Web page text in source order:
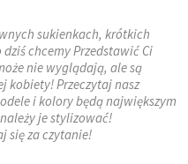
sukienkach, krótkich
chcemy Przedstawić Ci
nie wyglądają, ale są
kobiety! Przeczytaj nasz
i kolory będą największym
je stylizować!
się za czytanie!